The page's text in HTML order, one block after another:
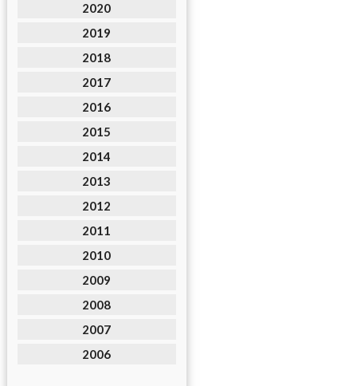
2020
2019
2018
2017
2016
2015
2014
2013
2012
2011
2010
2009
2008
2007
2006